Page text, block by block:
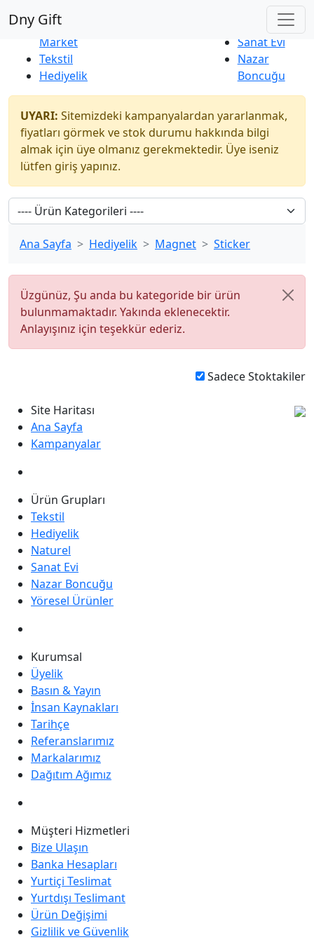
Dny Gift
Yeni Ürünler
İndirim
Market
Tekstil
Hediyelik
Sanat Evi
Nazar
Boncuğu
UYARI: Sitemizdeki kampanyalardan yararlanmak,
fiyatları görmek ve stok durumu hakkında bilgi
almak için üye olmanız gerekmektedir. Üye iseniz
lütfen giriş yapınız.
Ana Sayfa Hediyelik Magnet Sticker
Üzgünüz, Şu anda bu kategoride bir ürün
bulunmamaktadır. Yakında eklenecektir.
Anlayışınız için teşekkür ederiz.
Sadece Stoktakiler
Site Haritası
Ana Sayfa
Kampanyalar
Ürün Grupları
Tekstil
Hediyelik
Naturel
Sanat Evi
Nazar Boncuğu
Yöresel Ürünler
Kurumsal
Üyelik
Basın & Yayın
İnsan Kaynakları
Tarihçe
Referanslarımız
Markalarımız
Dağıtım Ağımız
Müşteri Hizmetleri
Bize Ulaşın
Banka Hesapları
Yurtiçi Teslimat
Yurtdışı Teslimant
Ürün Değişimi
Gizlilik ve Güvenlik